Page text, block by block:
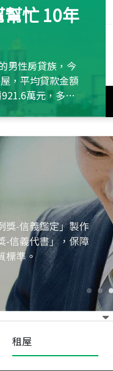
忙 10年
男性房貸族，今
，平均貸款金額
萬元，多出
租屋